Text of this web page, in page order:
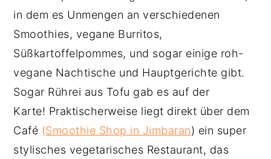
in dem es Unmengen an verschiedenen
Smoothies, vegane Burritos,
Süßkartoffelpommes, und sogar einige roh-
vegane Nachtische und Hauptgerichte gibt.
Sogar Rührei aus Tofu gab es auf der
Karte! Praktischerweise liegt direkt über dem
Café (Smoothie Shop in Jimbaran) ein super
stylisches vegetarisches Restaurant, das